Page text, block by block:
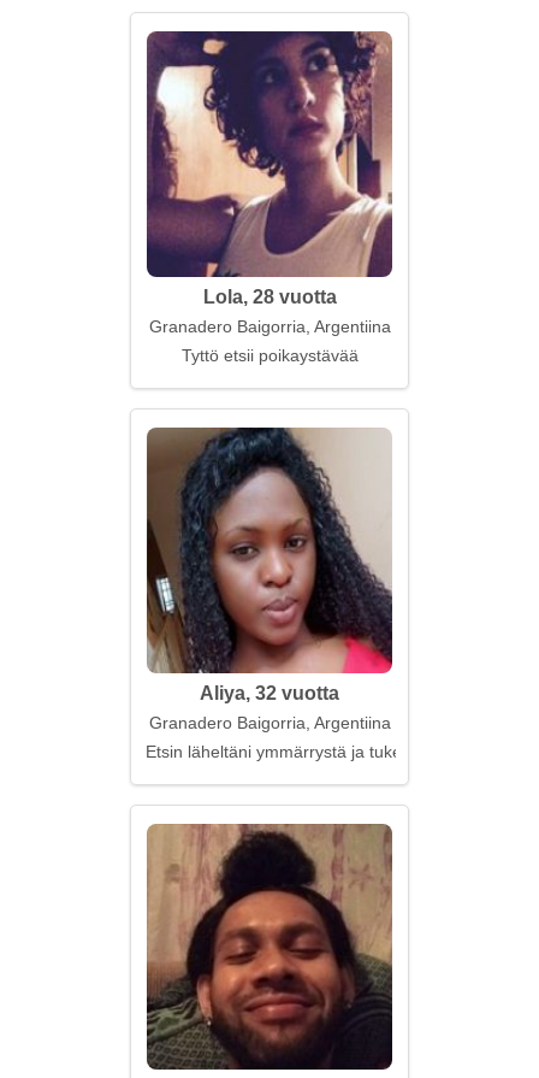
Lola, 28 vuotta
Granadero Baigorria, Argentiina
Tyttö etsii poikaystävää
Aliya, 32 vuotta
Granadero Baigorria, Argentiina
Etsin läheltäni ymmärrystä ja tukea